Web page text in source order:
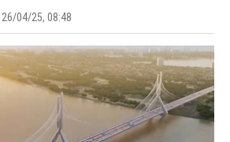
26/04/25, 08:48